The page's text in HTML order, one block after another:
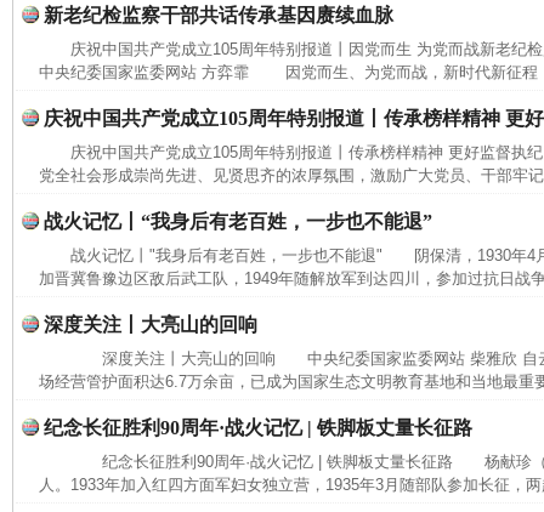
新老纪检监察干部共话传承基因赓续血脉
庆祝中国共产党成立105周年特别报道丨因党而生 为党而战新老纪
中央纪委国家监委网站 方弈霏 因党而生、为党而战，新时代新征程
庆祝中国共产党成立105周年特别报道丨传承榜样精神 更
庆祝中国共产党成立105周年特别报道丨传承榜样精神 更好监督
党全社会形成崇尚先进、见贤思齐的浓厚氛围，激励广大党员、干部牢
战火记忆丨“我身后有老百姓，一步也不能退”
战火记忆丨"我身后有老百姓，一步也不能退" 阴保清，1930年4
加晋冀鲁豫边区敌后武工队，1949年随解放军到达四川，参加过抗日战
深度关注丨大亮山的回响
深度关注丨大亮山的回响 中央纪委国家监委网站 柴雅欣
场经营管护面积达6.7万余亩，已成为国家生态文明教育基地和当地最重
纪念长征胜利90周年·战火记忆 | 铁脚板丈量长征路
纪念长征胜利90周年·战火记忆 | 铁脚板丈量长征路 杨献珍（
人。1933年加入红四方面军妇女独立营，1935年3月随部队参加长征，